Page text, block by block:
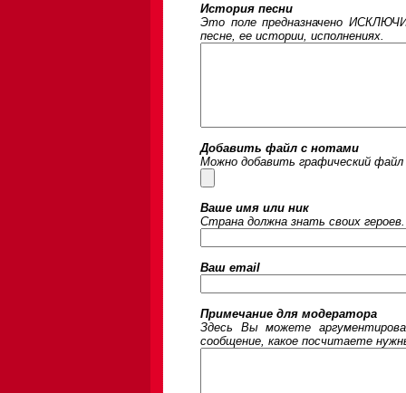
История песни
Это поле предназначено
песне, ее истории, исполнениях.
Добавить файл с нотами
Можно добавить графический
Ваше имя или ник
Страна должна знать своих
Ваш email
Примечание для модератора
Здесь Вы можете
сообщение, какое посчитаете